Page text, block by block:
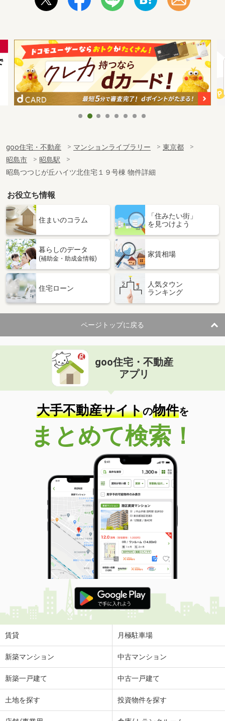
goo住宅・不動産 マンションライブラリー
東京都
昭島市
昭島駅
昭島つつじが丘ハイツ北住宅１９号棟 物件詳細
お役立ち情報
住まいのコラム
「住みたい街」
を見つけよう
暮らしのデータ
(補助金・助成金情報)
家賃相場
住宅ローン
人気タウン
ランキング
ページトップに戻る
goo住宅・不動産
アプリ
大手不動産サイトの物件を
まとめて検索！
賃貸 月極駐車場
新築マンション 中古マンション
新築一戸建て 中古一戸建て
土地を探す 投資物件を探す